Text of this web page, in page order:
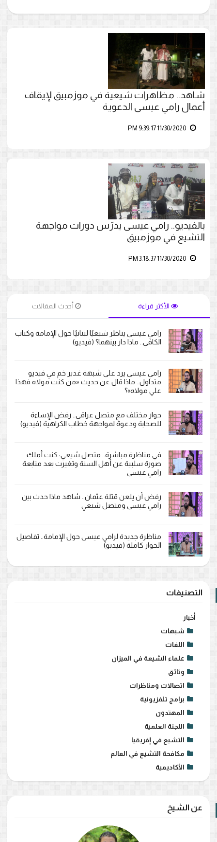
شاهد.. مظاهرات شيعية في موزمبيق لإيقاف
أعمال رامي عيسى الدعوية
بالفيديو.. رامي عيسى يدرّس دورات مواجهة
التشيع في موزمبيق
الأكثر قراءة أحدث المقالات
رامي عيسى يناظر شيعيًا لبنانيًا حول الإمامة وكتاب
الكافي.. ماذا دار بينهما؟ (فيديو)
رامي عيسى يرد على شبهة غدير خم في فيديو
متداول.. ماذا قال عن حديث «من كنت مولاه فهذا
علي مولاه»؟
حوار مختلف مع متصل عراقي.. رفض الإساءة
للصحابة ودعوة لمواجهة خطاب الكراهية (فيديو)
في مناظرة مباشرة.. متصل شيعي: كنت أملك
صورة سلبية عن أهل السنة وتغيرت بعد متابعة
رامي عيسى
رفض أن يلعن قتلة عثمان.. شاهد ماذا حدث بين
رامي عيسى ومتصل شيعي
مناظرة جديدة لرامي عيسى حول الإمامة.. تفاصيل
الحوار كاملة (فيديو)
التصنيفات
أخبار
شبهات
اللغات
علماء الشيعة في الميزان
وثائق
اتصالات ومناظرات
برامج تلفزيونية
المهتدون
اللجنة العلمية
التشيع في إفريقيا
مكافحة التشيع في العالم
الأكاديمية
عن الشيخ